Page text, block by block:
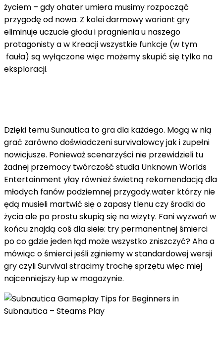
życiem – gdy ohater umiera musimy rozpocząć
przygodę od nowa. Z kolei darmowy wariant gry
eliminuje uczucie głodu i pragnienia u naszego
protagonisty a w Kreacji wszystkie funkcje (w tym
fauła) są wyłączone więc możemy skupić się tylko na
eksploracji.
Dzięki temu Sunautica to gra dla każdego. Mogą w nią
grać zarówno doświadczeni survivalowcy jak i zupełni
nowicjusze. Ponieważ scenarzyści nie przewidzieli tu
żadnej przemocy twórczość studia Unknown Worlds
Entertainment yłay również świetną rekomendacją dla
młodych fanów podziemnej przygody.water którzy nie
ędą musieli martwić się o zapasy tlenu czy środki do
życia ale po prostu skupią się na wizyty. Fani wyzwań w
końcu znajdą coś dla sieie: try permanentnej śmierci
po co gdzie jeden łąd może wszystko zniszczyć? Aha a
mówiąc o śmierci jeśli zginiemy w standardowej wersji
gry czyli Survival stracimy trochę sprzętu więc miej
najcenniejszy łup w magazynie.